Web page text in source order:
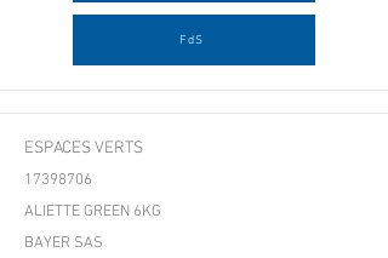
FdS
ESPACES VERTS
17398706
ALIETTE GREEN 6KG
BAYER SAS